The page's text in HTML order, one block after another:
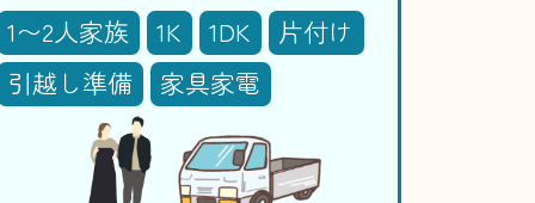
1〜2人家族 1K 1DK
片付け
引越し準備
家具家電